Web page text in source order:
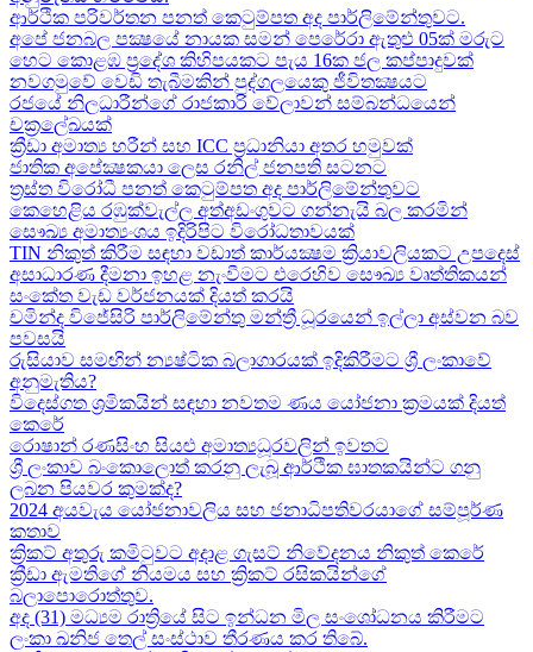
ආර්ථික පරිවර්තන පනත් කෙටුම්පත අද පාර්ලිමේන්තුවට.
අපේ ජනබල පක්‍ෂයේ නායක සමන් පෙරේරා ඇතුළු 05ක් මරුට​
හෙට කොළඹ ප්‍රදේශ කිහිපයකට පැය 16ක ජල කප්පාදුවක්
නවගමුවේ වෙඩි තැබීමකින් පුද්ගලයෙකු ජීවිතක්‍ෂයට​
රජයේ නිලධාරීන්ගේ රාජකාරි වේලාවන් සම්බන්ධයෙන්
චක්‍රලේඛයක්
ක්‍රීඩා අමාත්‍ය හරීන් සහ​ ICC ප්‍රධානියා අතර හමුවක්
ජාතික අපේක්‍ෂකයා ලෙස රනිල් ජනපති සටනට​
ත්‍රස්ත විරෝධී පනත් කෙටුම්පත අද පාර්ලිමේන්තුවට​
කෙහෙළිය රඹුක්වැල්ල අත්අඩංගුවට ගන්නැයි බල කරමින්
සෞඛ්‍ය අමාත්‍යංශය ඉදිරිපිට විරෝධතාවයක්
TIN නිකුත් කිරීම සඳහා වඩාත් කාර්යක්‍ෂම ක්‍රියාවලියකට උපදෙස්
අසාධාරණ දීමනා ඉහළ නැංවීමට එරෙහිව සෞඛ්‍ය වෘත්තිකයන්
සංකේත වැඩ වර්ජනයක් දියත් කරයි
චමින්ද විජේසිරි පාර්ලිමේන්තු මන්ත්‍රී ධූරයෙන් ඉල්ලා අස්වන බව
පවසයි
රුසියාව සමඟින් න්‍යෂ්ටික බලාගාරයක් ඉදිකිරීමට ශ්‍රී ලංකාවේ
අනුමැතිය?
විදෙස්ගත ශ්‍රමිකයින් සඳහා නවතම ණය යෝජනා ක්‍රමයක් දියත්
කෙරේ
රොෂාන් රණසිංහ සියළු අමාත්‍යධූරවලින් ඉවතට​
ශ්‍රී ලංකාව බංකොලොත් කරනු ලැබූ ආර්ථික ඝාතකයින්ට ගනු
ලබන පියවර කුමක්ද​?
2024 අයවැය යෝජනාවලිය​ සහ ජනාධිපතිවරයාගේ සම්පූර්ණ
කතාව​
ක්‍රිකට් අතුරු කමිටුවට අදාළ ගැසට් නිවේදනය නිකුත් කෙරේ
ක්‍රීඩා ඇමතිගේ නියමය​ සහ ක්‍රිකට් රසිකයින්ගේ
බලාපොරොත්තුව.
අද (31) මධ්‍යම රාත්‍රියේ සිට ඉන්ධන මිල සංශෝධනය කිරීමට
ලංකා ඛනිජ තෙල් සංස්ථාව තීරණය කර තිබේ.